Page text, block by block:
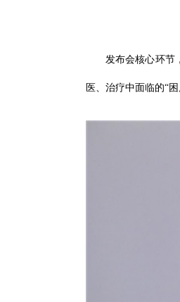
发布会核心环节
医、治疗中面临的“